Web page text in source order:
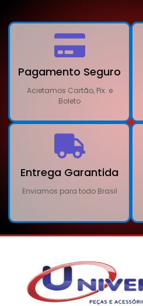
Pagamento Seguro
Acietamos Cartão, Pix. e
Boleto
Entrega Garantida
Enviamos para todo Brasil